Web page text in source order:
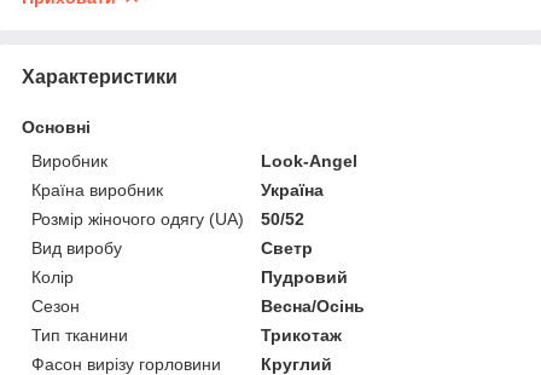
Характеристики
Основні
Виробник
Look-Angel
Країна виробник
Україна
Розмір жіночого одягу (UA)
50/52
Вид виробу
Светр
Колір
Пудровий
Сезон
Весна/Осінь
Тип тканини
Трикотаж
Фасон вирізу горловини
Круглий